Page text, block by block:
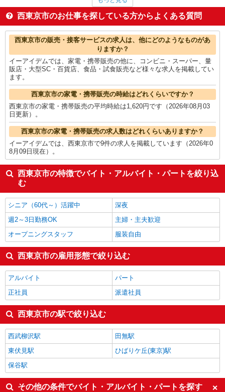
イベント・キャンペーン1,600円
介護職・ヘルパー 1,575円
一般・営業事務1,567円
西東京市の他の職種の平均時給を見る
西東京市のお仕事を探している方からよくある質問
西東京市の販売・接客サービスの求人は、他にどのようなものがあ
りますか？
イーアイデムでは、家電・携帯販売の他に、コンビニ・スーパー、量
販店・大型SC・百貨店、食品・試食販売など様々な求人を掲載してい
ます。
西東京市の家電・携帯販売の時給はどれくらいですか？
西東京市の家電・携帯販売の平均時給は1,620円です（2026年08月03
日更新）。
西東京市の家電・携帯販売の求人数はどれくらいありますか？
イーアイデムでは、西東京市で9件の求人を掲載しています（2026年0
8月09日現在）。
西東京市の特徴でバイト・アルバイト・パートを絞り込
む
シニア（60代～）活躍中
深夜
週2～3日勤務OK
主婦・主夫歓迎
オープニングスタッフ
服装自由
西東京市の雇用形態で絞り込む
アルバイト
パート
正社員
派遣社員
西東京市の駅で絞り込む
西武柳沢駅
田無駅
東伏見駅
ひばりケ丘(東京)駅
保谷駅
その他の条件でバイト・アルバイト・パートを探す